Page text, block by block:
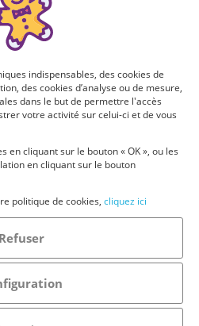
indispensables, des cookies de
des cookies d’analyse ou de mesure,
dans le but de permettre l'accès
votre activité sur celui-ci et de vous
en cliquant sur le bouton « OK », ou les
en cliquant sur le bouton
politique de cookies, cliquez ici
Refuser